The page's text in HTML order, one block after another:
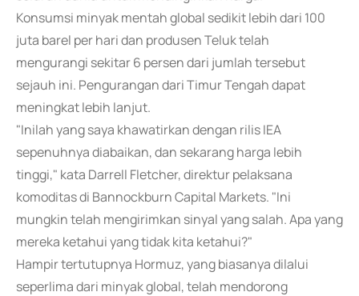
Konsumsi minyak mentah global sedikit lebih dari 100
juta barel per hari dan produsen Teluk telah
mengurangi sekitar 6 persen dari jumlah tersebut
sejauh ini. Pengurangan dari Timur Tengah dapat
meningkat lebih lanjut.
"Inilah yang saya khawatirkan dengan rilis IEA
sepenuhnya diabaikan, dan sekarang harga lebih
tinggi," kata Darrell Fletcher, direktur pelaksana
komoditas di Bannockburn Capital Markets. "Ini
mungkin telah mengirimkan sinyal yang salah. Apa yang
mereka ketahui yang tidak kita ketahui?"
Hampir tertutupnya Hormuz, yang biasanya dilalui
seperlima dari minyak global, telah mendorong